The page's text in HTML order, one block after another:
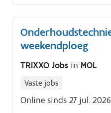
storingen snel én
je doen?. Uitvoeren van
onderhoud aan
(zoals HVAC, palletcheckers
storingen en uitvoeren
Instellingen en regelingen
Meedenken over
weekendploeg
TRIXXO Jobs in MOL
Vaste jobs
Online sinds 27 jul. 2026